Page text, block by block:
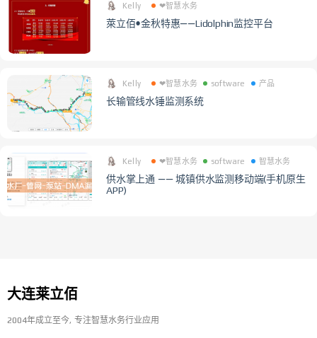
Kelly ❤智慧水务
萊立佰•金秋特惠——Lidolphin监控平台
Kelly ❤智慧水务 software 产品
长输管线水锤监测系统
Kelly ❤智慧水务 software 智慧水务
供水掌上通 —— 城镇供水监测移动端(手机原生
APP)
大连莱立佰
2004年成立至今 专注智慧水务行业应用